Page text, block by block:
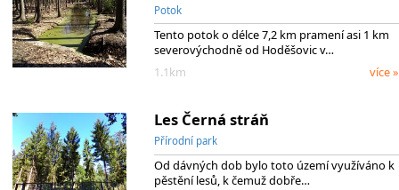
Potok
Tento potok o délce 7,2 km pramení asi 1 km
severovýchodně od Hoděšovic v…
1.1km
více »
Les Černá stráň
Přírodní park
Od dávných dob bylo toto území využíváno k
pěstění lesů, k čemuž dobře…